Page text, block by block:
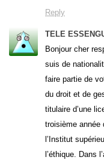
Reply
TELE
Bonjour cher
suis de
faire partie de
du droit et de
titulaire d’une
troisième année
l’Institut
l’éthique. Dans